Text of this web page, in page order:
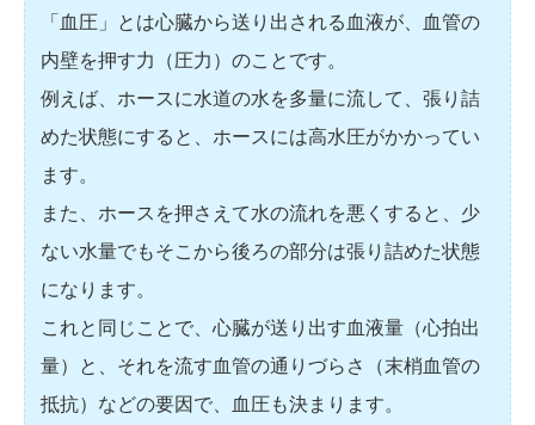
「血圧」とは心臓から送り出される血液が、血管の
内壁を押す力（圧力）のことです。
例えば、ホースに水道の水を多量に流して、張り詰
めた状態にすると、ホースには高水圧がかかってい
ます。
また、ホースを押さえて水の流れを悪くすると、少
ない水量でもそこから後ろの部分は張り詰めた状態
になります。
これと同じことで、心臓が送り出す血液量（心拍出
量）と、それを流す血管の通りづらさ（末梢血管の
抵抗）などの要因で、血圧も決まります。